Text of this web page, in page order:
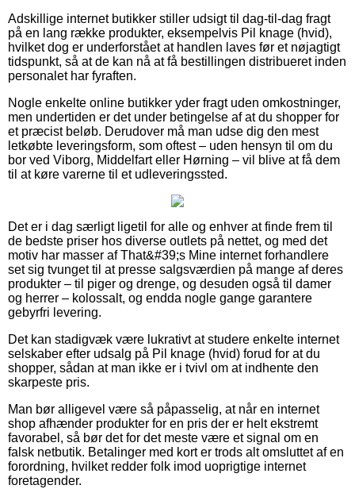
Adskillige internet butikker stiller udsigt til dag-til-dag fragt
på en lang række produkter, eksempelvis Pil knage (hvid),
hvilket dog er underforstået at handlen laves før et nøjagtigt
tidspunkt, så at de kan nå at få bestillingen distribueret inden
personalet har fyraften.
Nogle enkelte online butikker yder fragt uden omkostninger,
men undertiden er det under betingelse af at du shopper for
et præcist beløb. Derudover må man udse dig den mest
letkøbte leveringsform, som oftest – uden hensyn til om du
bor ved Viborg, Middelfart eller Hørning – vil blive at få dem
til at køre varerne til et udleveringssted.
Det er i dag særligt ligetil for alle og enhver at finde frem til
de bedste priser hos diverse outlets på nettet, og med det
motiv har masser af That&#39;s Mine internet forhandlere
set sig tvunget til at presse salgsværdien på mange af deres
produkter – til piger og drenge, og desuden også til damer
og herrer – kolossalt, og endda nogle gange garantere
gebyrfri levering.
Det kan stadigvæk være lukrativt at studere enkelte internet
selskaber efter udsalg på Pil knage (hvid) forud for at du
shopper, sådan at man ikke er i tvivl om at indhente den
skarpeste pris.
Man bør alligevel være så påpasselig, at når en internet
shop afhænder produkter for en pris der er helt ekstremt
favorabel, så bør det for det meste være et signal om en
falsk netbutik. Betalinger med kort er trods alt omsluttet af en
forordning, hvilket redder folk imod uoprigtige internet
foretagender.